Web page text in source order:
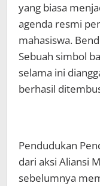
yang biasa
agenda resmi
mahasiswa.
Sebuah simbol
selama ini
berhasil
Pendudukan
dari aksi Aliansi
sebelumnya